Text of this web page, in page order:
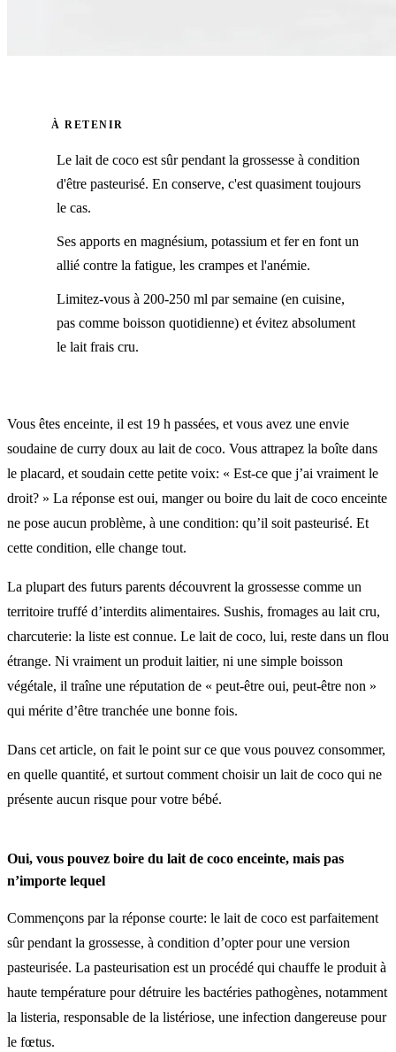
À RETENIR
Le lait de coco est sûr pendant la grossesse à condition
d'être pasteurisé. En conserve, c'est quasiment toujours
le cas.
Ses apports en magnésium, potassium et fer en font un
allié contre la fatigue, les crampes et l'anémie.
Limitez-vous à 200-250 ml par semaine (en cuisine,
pas comme boisson quotidienne) et évitez absolument
le lait frais cru.
Vous êtes enceinte, il est 19 h passées, et vous avez une envie
soudaine de curry doux au lait de coco. Vous attrapez la boîte dans
le placard, et soudain cette petite voix: « Est-ce que j’ai vraiment le
droit? » La réponse est oui, manger ou boire du lait de coco enceinte
ne pose aucun problème, à une condition: qu’il soit pasteurisé. Et
cette condition, elle change tout.
La plupart des futurs parents découvrent la grossesse comme un
territoire truffé d’interdits alimentaires. Sushis, fromages au lait cru,
charcuterie: la liste est connue. Le lait de coco, lui, reste dans un flou
étrange. Ni vraiment un produit laitier, ni une simple boisson
végétale, il traîne une réputation de « peut-être oui, peut-être non »
qui mérite d’être tranchée une bonne fois.
Dans cet article, on fait le point sur ce que vous pouvez consommer,
en quelle quantité, et surtout comment choisir un lait de coco qui ne
présente aucun risque pour votre bébé.
Oui, vous pouvez boire du lait de coco enceinte, mais pas
n’importe lequel
Commençons par la réponse courte: le lait de coco est parfaitement
sûr pendant la grossesse, à condition d’opter pour une version
pasteurisée. La pasteurisation est un procédé qui chauffe le produit à
haute température pour détruire les bactéries pathogènes, notamment
la listeria, responsable de la listériose, une infection dangereuse pour
le fœtus.